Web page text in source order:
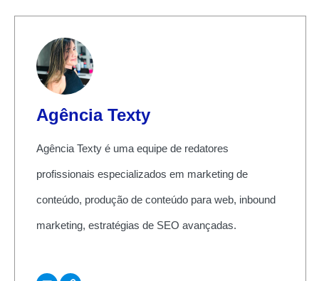
Agência Texty
Agência Texty é uma equipe de redatores
profissionais especializados em marketing de
conteúdo, produção de conteúdo para web, inbound
marketing, estratégias de SEO avançadas.